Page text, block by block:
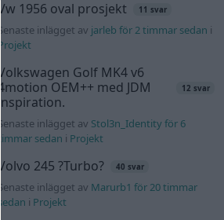
Vw 1956 oval prosjekt 11 svar
Senaste inlägget av jarleb för 2 timmar sedan i
Projekt
Volkswagen Golf MK4 v6
4motion OEM++ med JDM
inspiration.
12 svar
Senaste inlägget av Stol3n_Identity för 6
timmar sedan i Projekt
Volvo 245 ?Turbo? 40 svar
Senaste inlägget av Marurb1 för 20 timmar
sedan i Projekt